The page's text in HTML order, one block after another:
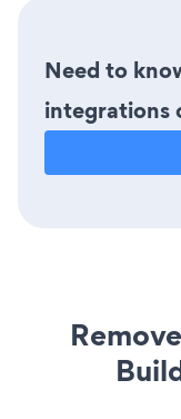
Need to
integrations